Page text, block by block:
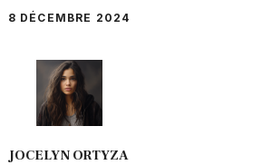
8 DÉCEMBRE 2024
JOCELYN ORTYZA